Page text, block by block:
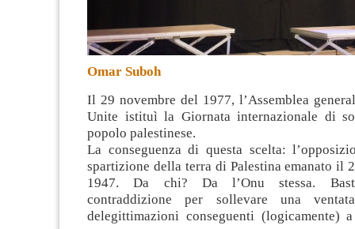
Omar Suboh
Il 29 novembre del 1977, l’Assemblea
Unite istituì la Giornata internazionale di
popolo palestinese.
La conseguenza di questa scelta:
spartizione della terra di Palestina emanato il
1947. Da chi? Da l’Onu stessa.
contraddizione per sollevare una
delegittimazioni conseguenti (logicamente)